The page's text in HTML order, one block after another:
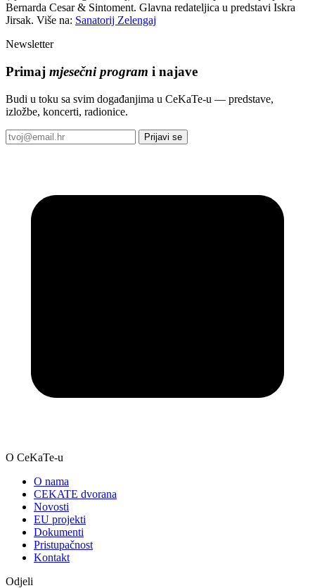
Bernarda Cesar & Sintoment. Glavna redateljica u predstavi Iskra
Jirsak. Više na: Sanatorij Zelengaj
Newsletter
Primaj mjesečni program i najave
Budi u toku sa svim događanjima u CeKaTe-u — predstave,
izložbe, koncerti, radionice.
Prijavi se
O CeKaTe-u
O nama
CEKATE dvorana
Novosti
EU projekti
Dokumenti
Pristupačnost
Kontakt
Odjeli